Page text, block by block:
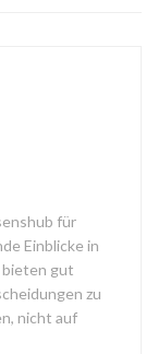
für
Einblicke in
bieten gut
zu
nicht auf